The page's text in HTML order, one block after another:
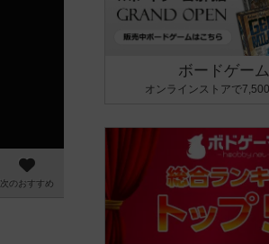
次のおすすめ
ボードゲー
オンラインストアで